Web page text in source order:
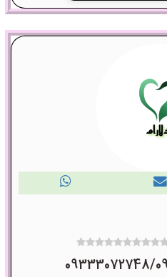
09333072748/